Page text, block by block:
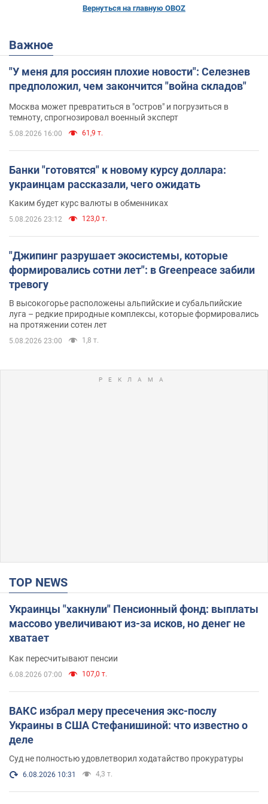
Вернуться на главную OBOZ
Важное
"У меня для россиян плохие новости": Селезнев
предположил, чем закончится "война складов"
Москва может превратиться в "остров" и погрузиться в
темноту, спрогнозировал военный эксперт
5.08.2026 16:00 61,9 т.
Банки "готовятся" к новому курсу доллара:
украинцам рассказали, чего ожидать
Каким будет курс валюты в обменниках
5.08.2026 23:12 123,0 т.
"Джипинг разрушает экосистемы, которые
формировались сотни лет": в Greenpeace забили
тревогу
В высокогорье расположены альпийские и субальпийские
луга – редкие природные комплексы, которые формировались
на протяжении сотен лет
5.08.2026 23:00 1,8 т.
TOP NEWS
Украинцы "хакнули" Пенсионный фонд: выплаты
массово увеличивают из-за исков, но денег не
хватает
Как пересчитывают пенсии
6.08.2026 07:00 107,0 т.
ВАКС избрал меру пресечения экс-послу
Украины в США Стефанишиной: что известно о
деле
Суд не полностью удовлетворил ходатайство прокуратуры
6.08.2026 10:31 4,3 т.